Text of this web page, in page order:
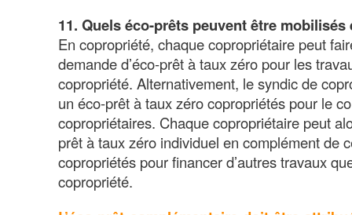
11. Quels éco-prêts peuvent être
En copropriété, chaque copropriétaire peut
demande d’éco-prêt à taux zéro pour les
copropriété.Alternativement, le syndic de
un éco-prêt à taux zéro copropriétés pour le
copropriétaires. Chaque copropriétaire peut
prêt à taux zéro individuel en complément de
copropriétés pour financer d’autres travaux
copropriété.